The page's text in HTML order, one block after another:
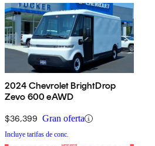
2024 Chevrolet BrightDrop
Zevo 600 eAWD
$36,399 Gran oferta
Incluye tarifas de conc.